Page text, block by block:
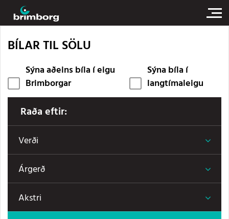
BÍLAR TIL SÖLU
Sýna aðeins bíla í eigu
Brimborgar
Sýna bíla í
langtímaleigu
Raða eftir:
Verði
Árgerð
Akstri